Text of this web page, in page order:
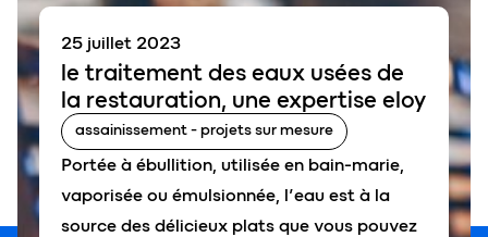
le traitement des eaux usées de
la restauration, une expertise eloy
25 juillet 2023
assainissement - projets sur mesure
Portée à ébullition, utilisée en bain-marie,
vaporisée ou émulsionnée, l’eau est à la
source des délicieux plats que vous pouvez